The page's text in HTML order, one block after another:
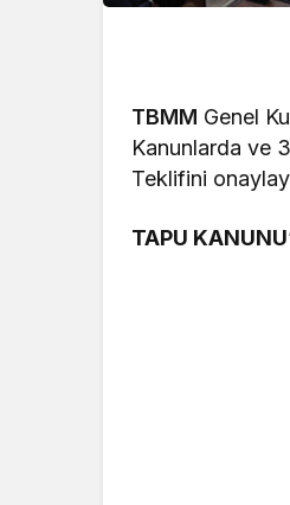
TBMM Genel
Kanunlarda ve
Teklifini
TAPU